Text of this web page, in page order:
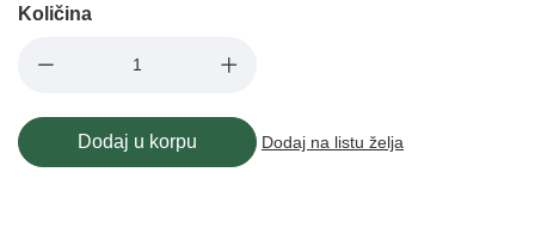
Količina
Dodaj u korpu Dodaj na listu želja